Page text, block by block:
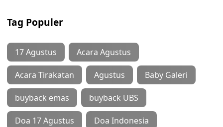
Tag Populer
17 Agustus Acara Agustus
Acara Tirakatan Agustus Baby Galeri
buyback emas buyback UBS
Doa 17 Agustus Doa Indonesia